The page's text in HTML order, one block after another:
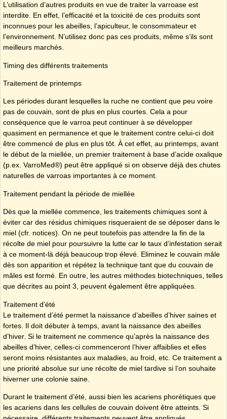
L’utilisation d’autres produits en vue de traiter la varroase est
interdite. En effet, l’efficacité et la toxicité de ces produits sont
inconnues pour les abeilles, l’apiculteur, le consommateur et
l’environnement. N’utilisez donc pas ces produits, même s’ils sont
meilleurs marchés.
Timing des différents traitements
Traitement de printemps
Les périodes durant lesquelles la ruche ne contient que peu voire
pas de couvain, sont de plus en plus courtes. Cela a pour
conséquence que le varroa peut continuer à se développer
quasiment en permanence et que le traitement contre celui-ci doit
être commencé de plus en plus tôt. À cet effet, au printemps, avant
le début de la miellée, un premier traitement à base d’acide oxalique
(p.ex. VarroMed®) peut être appliqué si on observe déjà des chutes
naturelles de varroas importantes à ce moment.
Traitement pendant la période de miellée
Dès que la miellée commence, les traitements chimiques sont à
éviter car des résidus chimiques risqueraient de se déposer dans le
miel (cfr. notices). On ne peut toutefois pas attendre la fin de la
récolte de miel pour poursuivre la lutte car le taux d’infestation serait
à ce moment-là déjà beaucoup trop élevé. Eliminez le couvain mâle
dès son apparition et répétez la technique tant que du couvain de
mâles est formé. En outre, les autres méthodes biotechniques, telles
que décrites au point 3, peuvent également être appliquées.
Traitement d’été
Le traitement d’été permet la naissance d’abeilles d’hiver saines et
fortes. Il doit débuter à temps, avant la naissance des abeilles
d’hiver. Si le traitement ne commence qu’après la naissance des
abeilles d’hiver, celles-ci commenceront l’hiver affaiblies et elles
seront moins résistantes aux maladies, au froid, etc. Ce traitement a
une priorité absolue sur une récolte de miel tardive si l’on souhaite
hiverner une colonie saine.
Durant le traitement d’été, aussi bien les acariens phorétiques que
les acariens dans les cellules de couvain doivent être atteints. Si